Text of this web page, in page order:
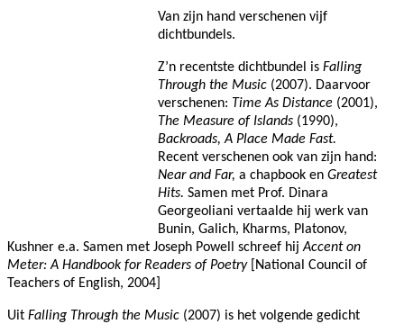
Van zijn hand verschenen vijf
dichtbundels.
Z’n recentste dichtbundel is Falling
Through the Music (2007). Daarvoor
verschenen: Time As Distance (2001),
The Measure of Islands (1990),
Backroads, A Place Made Fast.
Recent verschenen ook van zijn hand:
Near and Far, a chapbook en Greatest
Hits. Samen met Prof. Dinara
Georgeoliani vertaalde hij werk van
Bunin, Galich, Kharms, Platonov,
Kushner e.a. Samen met Joseph Powell schreef hijAccent on
Meter: A Handbook for Readers of Poetry
[National Council of
Teachers of English, 2004]
Uit Falling Through the Music (2007) is het volgende gedicht